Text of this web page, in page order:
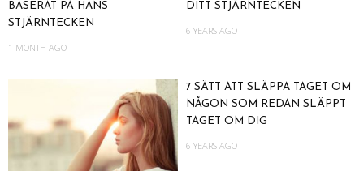
BASERAT PÅ HANS
STJÄRNTECKEN
1 MONTH AGO
DITT STJÄRNTECKEN
6 YEARS AGO
7 SÄTT ATT SLÄPPA TAGET OM
NÅGON SOM REDAN SLÄPPT
TAGET OM DIG
6 YEARS AGO